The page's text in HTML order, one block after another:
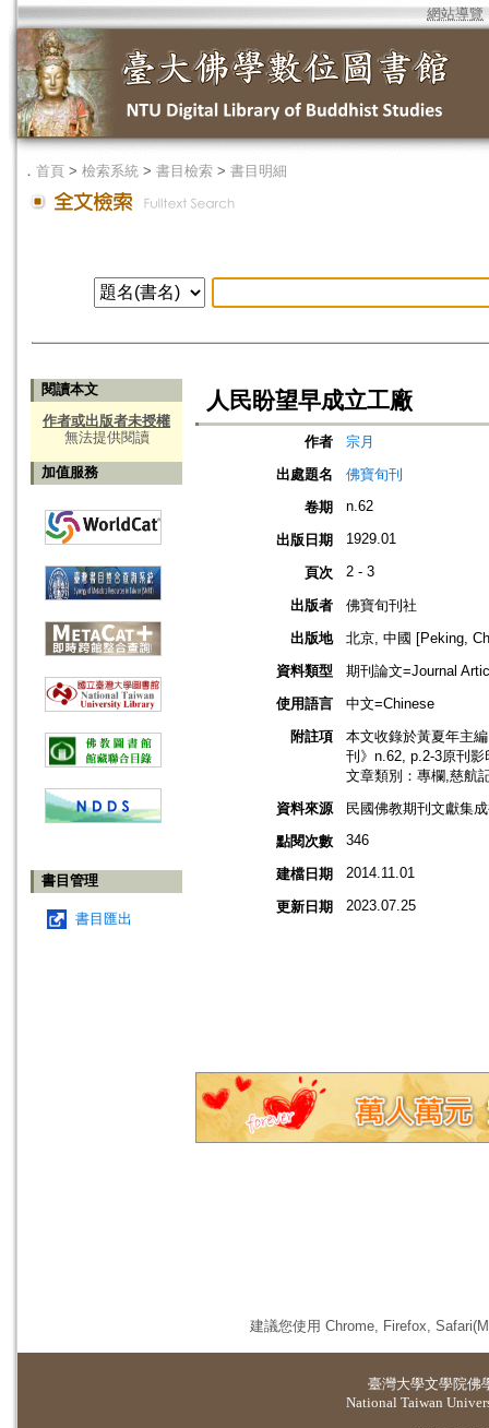
網站導覽
． 首頁 > 檢索系統 > 書目檢索 > 書目明細
閱讀本文
作者或出版者未授權
無法提供閱讀
加值服務
書目管理
書目匯出
人民盼望早成立工廠
作者
宗月
出處題名
佛寶旬刊
卷期
n.62
出版日期 1929.01
頁次 2 - 3
出版者
佛寶旬刊社
出版地
北京, 中國 [Peking,
資料類型
期刊論文=Journal
使用語言
中文=Chinese
附註項
本文收錄於黃夏年主
刊》n.62, p.2-3原刊影
文章類別：專欄,慈航
資料來源
民國佛教期刊文獻集
點閱次數
346
建檔日期 2014.11.01
更新日期 2023.07.25
建議您使用 Chrome, Firefox,
臺灣大學文學院佛
National Taiwan